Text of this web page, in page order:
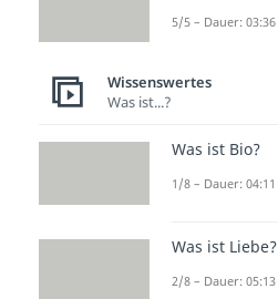
5/5 – Dauer: 03:36
Wissenswertes
Was ist...?
Was ist Bio?
1/8 – Dauer: 04:11
Was ist Liebe?
2/8 – Dauer: 05:13